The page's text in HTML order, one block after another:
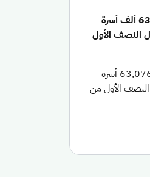
وزارة البلديات والإسكان: أكثر من 63 ألف أسرة
النصف الأول
كشفت وزارة البلديات والإسكان أن 63,076 أسرة
الأول من